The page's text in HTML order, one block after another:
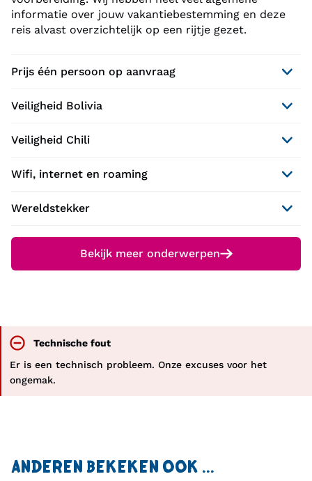
informatie over jouw vakantiebestemming en deze
reis alvast overzichtelijk op een rijtje gezet.
Prijs één persoon op aanvraag
Veiligheid Bolivia
Veiligheid Chili
Wifi, internet en roaming
Wereldstekker
Bekijk meer onderwerpen
Technische fout
Er is een technisch probleem. Onze excuses voor het
ongemak.
ANDEREN BEKEKEN OOK ...